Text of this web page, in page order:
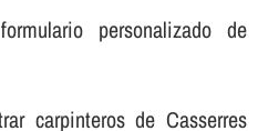
personalizado de
carpinteros de Casserres